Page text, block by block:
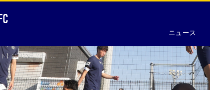
ニュース
【実施レポート】11月23日（土）親子フットサルを開催しました